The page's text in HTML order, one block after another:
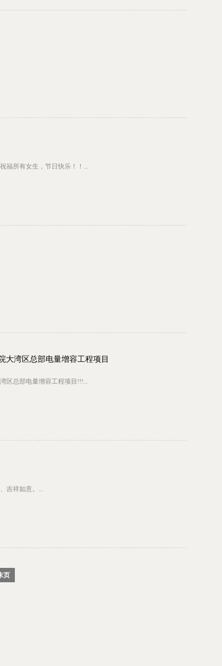
福所有女生，节日快乐！！...
大湾区总部电量增容工程项目
区总部电量增容工程项目!!!...
吉祥如意。...
页